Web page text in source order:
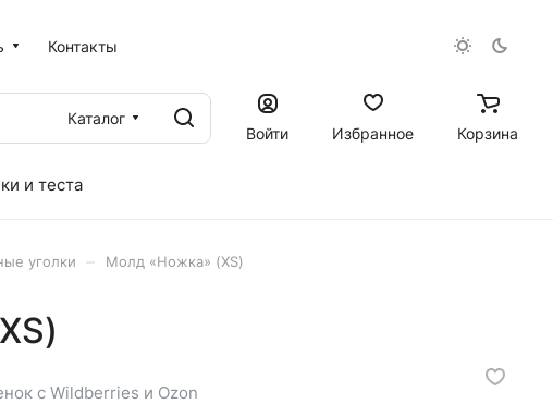
Контакты
Каталог
Войти
Избранное Корзина
и теста
уголки Молд «Ножка» (XS)
с Wildberries и Ozon